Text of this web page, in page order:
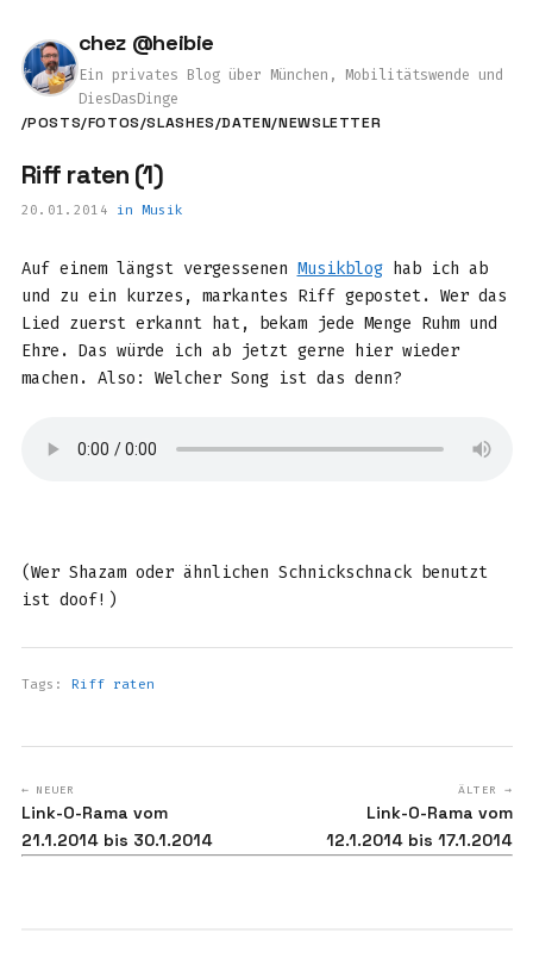
chez @heibie
Ein privates Blog über München, Mobilitätswende und
DiesDasDinge
/POSTS/FOTOS/SLASHES/DATEN/NEWSLETTER
Riff raten (1)
20.01.2014 in Musik
Auf einem längst vergessenen Musikbloghab ich ab
und zu ein kurzes, markantes Riff gepostet. Wer das
Lied zuerst erkannt hat, bekam jede Menge Ruhm und
Ehre. Das würde ich ab jetzt gerne hier wieder
machen. Also: Welcher Song ist das denn?
(Wer Shazam oder ähnlichen Schnickschnack benutzt
ist doof!)
Tags: Riff raten
← NEUER
Link-O-Rama vom
21.1.2014 bis 30.1.2014
ÄLTER →
Link-O-Rama vom
12.1.2014 bis 17.1.2014